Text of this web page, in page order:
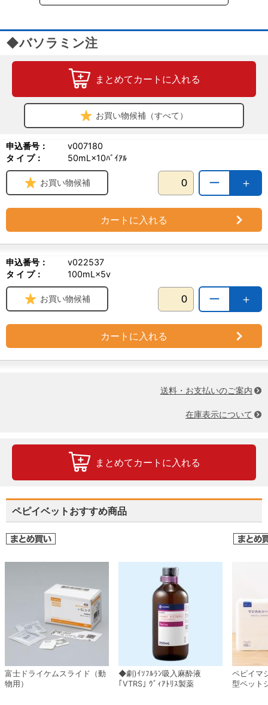
◆バソラミン注
まとめてカートに入れる
お買い物候補（すべて）
申込番号：
v007180
タ イ プ：
50mL×10ﾊﾞｲｱﾙ
＋
ー
お買い物候補
カートに入れる
申込番号：
v022537
タ イ プ：
100mL×5v
＋
ー
お買い物候補
カートに入れる
送料・お支払いのご案内
在庫表示について
まとめてカートに入れる
ペピイベットおすすめ商品
富士ドライケムスライド（動
物用）
◆劇)ｲｿﾌﾙﾗﾝ吸入麻酔液
｢VTRS｣ ｳﾞｨｱﾄﾘｽ製薬
ペピイマ
型ペット